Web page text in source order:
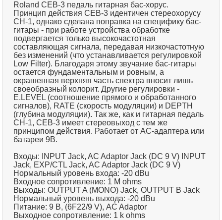
Roland CEB-3 педаль гитарная бас-хорус.
Принцип действия CEB-3 идентичен стереохорусу
CH-1, однако сделана поправка на специфику бас-
гитары - при работе устройства обработке
подвергается только высокочастотная
составляющая сигнала, передавая низкочастотную
без изменений (что устанавливается регулировкой
Low Filter). Благодаря этому звучание бас-гитары
остается фундаментальным и ровным, а
окрашенная верхняя часть спектра вносит лишь
своеобразный колорит. Другие регулировки -
E.LEVEL (соотношение прямого и обработанного
сигналов), RATE (скорость модуляции) и DEPTH
(глубина модуляции). Так же, как и гитарная педаль
CH-1, CEB-3 имеет стереовыход с тем же
принципом действия. Работает от АС-адаптера или
батареи 9В.
Входы: INPUT Jack, AC Adaptor Jack (DC 9 V) INPUT
Jack, EXP/CTL Jack, AC Adaptor Jack (DC 9 V)
Нормальный уровень входа: -20 dBu
Входное сопротивление: 1 M ohms
Выходы: OUTPUT A (MONO) Jack, OUTPUT B Jack
Нормальный уровень выхода: -20 dBu
Питание: 9 В, (6F22/9 V), AC Adaptor
Выходное сопротивление: 1 k ohms